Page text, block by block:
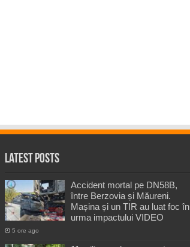
Latest Posts
Accident mortal pe DN58B,
între Berzovia și Măureni.
Mașina și un TIR au luat foc în
urma impactului VIDEO
5 ore ago